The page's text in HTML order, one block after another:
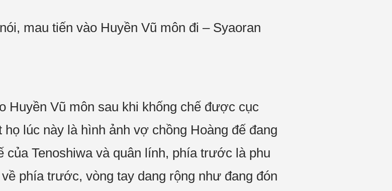
mau tiến vào Huyền Vũ môn đi – Syaoran
Huyền Vũ môn sau khi khống chế được cục
lúc này là hình ảnh vợ chồng Hoàng đế đang
Tenoshiwa và quân lính, phía trước là phu
phía trước, vòng tay dang rộng như đang đón